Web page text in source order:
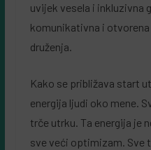
uvijek vesela i inkluzivna
komunikativna i
druženja.
Kako se približava start
energija ljudi oko mene.
trče utrku. Ta energija je
sve veći optimizam. Sve